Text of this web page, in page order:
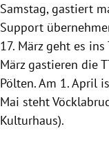
Samstag, gastiert
Support
17. März geht es
März gastieren die
Pölten. Am 1. April
Mai steht
Kulturhaus).